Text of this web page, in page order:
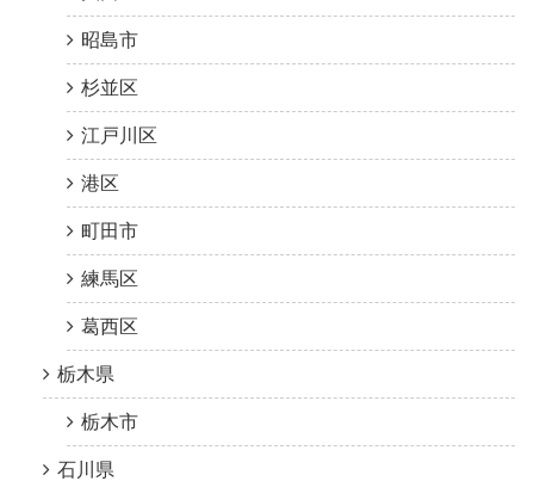
昭島市
杉並区
江戸川区
港区
町田市
練馬区
葛西区
栃木県
栃木市
石川県